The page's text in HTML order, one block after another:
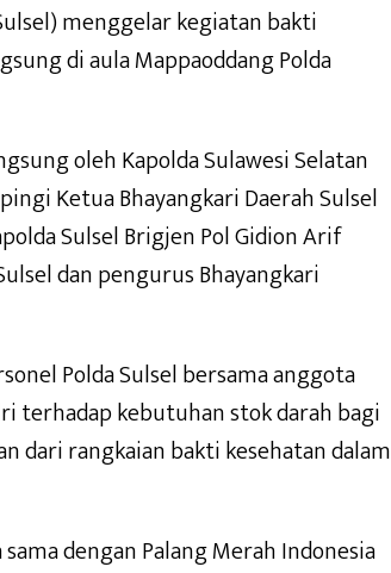
menggelar kegiatan bakti
di aula Mappaoddang Polda
oleh Kapolda Sulawesi Selatan
Ketua Bhayangkari Daerah Sulsel
Sulsel Brigjen Pol Gidion Arif
dan pengurus Bhayangkari
Polda Sulsel bersama anggota
terhadap kebutuhan stok darah bagi
dari rangkaian bakti kesehatan dalam
dengan Palang Merah Indonesia